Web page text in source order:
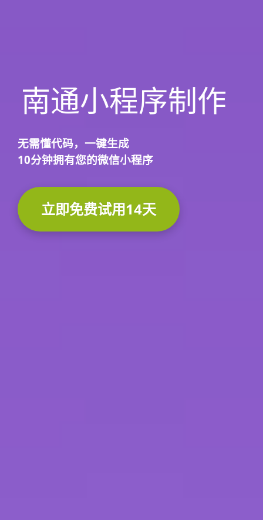
南通小程序制作
无需懂代码， 一键生成
10分钟拥有您的微信小程序
立即免费试用14天